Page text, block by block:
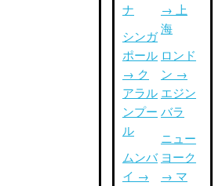
ナ
シンガ
ポール
→ ク
アラル
ンプー
ル
ムンバ
イ →
→ 上
海
ロンド
ン →
エジン
バラ
ニュー
ヨーク
→ マ